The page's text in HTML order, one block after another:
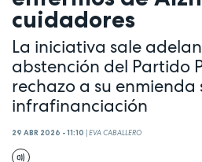
cuidadores
La iniciativa sale
abstención del Partido
rechazo a su enmienda
infrafinanciación
29 ABR 2026 - 11:10 |EVA CABALLERO